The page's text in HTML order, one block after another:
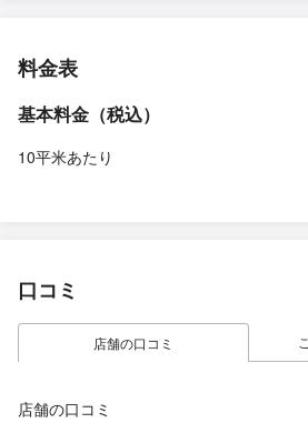
料金表
基本料金（税込）
10平米あたり
口コミ
店舗の口コミ
店舗の口コミ